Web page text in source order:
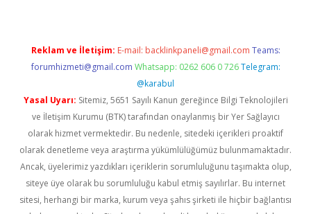
Reklam ve İletişim: E-mail: backlinkpaneli@gmail.com Teams:
forumhizmeti@gmail.com Whatsapp: 0262 606 0 726 Telegram:
@karabul
Yasal Uyarı: Sitemiz, 5651 Sayılı Kanun gereğince Bilgi Teknolojileri
ve İletişim Kurumu (BTK) tarafından onaylanmış bir Yer Sağlayıcı
olarak hizmet vermektedir. Bu nedenle, sitedeki içerikleri proaktif
olarak denetleme veya araştırma yükümlülüğümüz bulunmamaktadır.
Ancak, üyelerimiz yazdıkları içeriklerin sorumluluğunu taşımakta olup,
siteye üye olarak bu sorumluluğu kabul etmiş sayılırlar. Bu internet
sitesi, herhangi bir marka, kurum veya şahıs şirketi ile hiçbir bağlantısı